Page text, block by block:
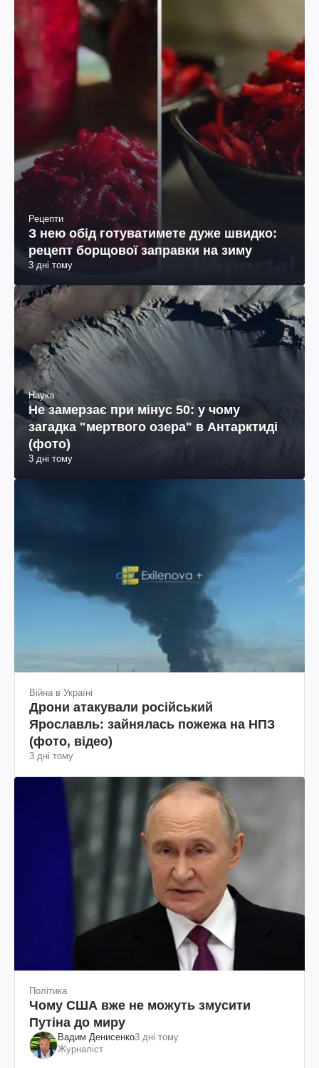
Рецепти
З нею обід готуватимете дуже швидко:
рецепт борщової заправки на зиму
3 дні тому
Наука
Не замерзає при мінус 50: у чому
загадка "мертвого озера" в Антарктиді
(фото)
3 дні тому
Війна в Україні
Дрони атакували російський
Ярославль: зайнялась пожежа на НПЗ
(фото, відео)
3 дні тому
Політика
Чому США вже не можуть змусити
Путіна до миру
Вадим Денисенко3 дні тому
Журналіст